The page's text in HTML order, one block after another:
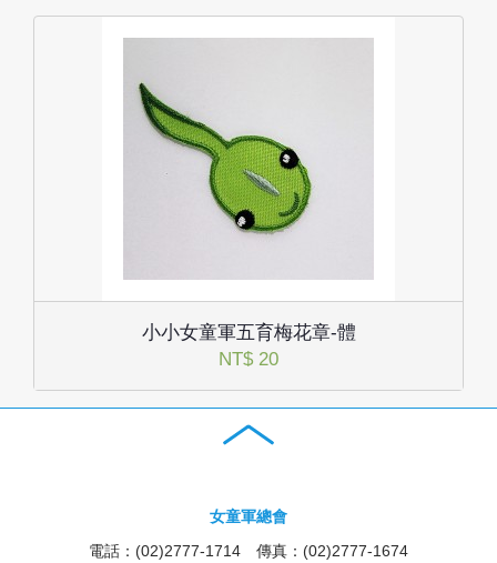
小小女童軍五育梅花章-體
NT$ 20
女童軍總會
電話：(02)2777-1714 傳真：(02)2777-1674